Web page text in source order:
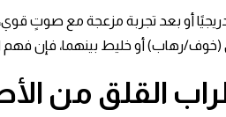
تدريجيًا أو بعد تجربة مزعجة مع صوتٍ
رهاب) أو خليط بينهما، فإن فهم
القلق من